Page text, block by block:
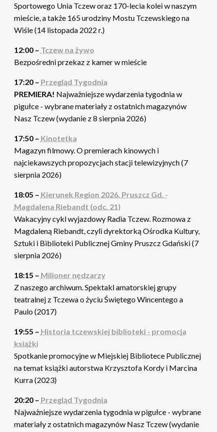
Sportowego Unia Tczew oraz 170-lecia kolei w naszym
mieście, a także 165 urodziny Mostu Tczewskiego na
Wiśle (14 listopada 2022 r.)
12:00 – Tczew na żywo
Bezpośredni przekaz z kamer w mieście
17:20 – Przegląd Tygodnia
PREMIERA! Najważniejsze wydarzenia tygodnia w
pigułce - wybrane materiały z ostatnich magazynów
Nasz Tczew (wydanie z 8 sierpnia 2026)
17:50 – Kinotetka
Magazyn filmowy. O premierach kinowych i
najciekawszych propozycjach stacji telewizyjnych (7
sierpnia 2026)
18:05 – Kierunek Region 2026. Pruszcz Gd. -
Magdalena Riebandt (odc. 21)
Wakacyjny cykl wyjazdowy Radia Tczew. Rozmowa z
Magdaleną Riebandt, czyli dyrektorką Ośrodka Kultury,
Sztuki i Biblioteki Publicznej Gminy Pruszcz Gdański (7
sierpnia 2026)
18:15 – Milioner nędzarzy
Z naszego archiwum. Spektakl amatorskiej grupy
teatralnej z Tczewa o życiu Świętego Wincentego a
Paulo (2017)
19:55 – Historia tczewskiej biblioteki - promocja
książki
Spotkanie promocyjne w Miejskiej Bibliotece Publicznej
na temat książki autorstwa Krzysztofa Kordy i Marcina
Kurra (2023)
20:20 – Przegląd Tygodnia
Najważniejsze wydarzenia tygodnia w pigułce - wybrane
materiały z ostatnich magazynów Nasz Tczew (wydanie